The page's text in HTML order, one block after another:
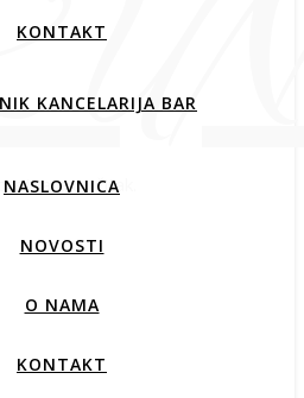
u užitak.
KONTAKT
NASLOVNICA
NOVOSTI
O NAMA
KONTAKT